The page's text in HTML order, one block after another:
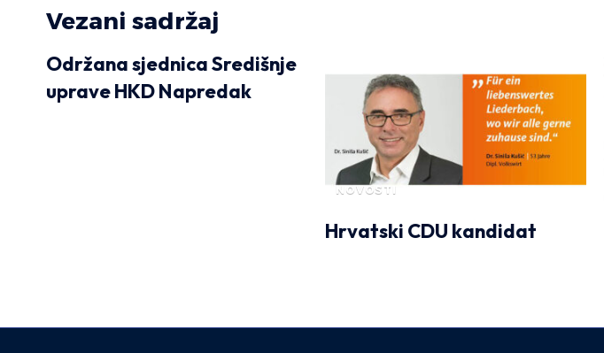
Vezani sadržaj
Održana sjednica Središnje
uprave HKD Napredak
NOVOSTI
Hrvatski CDU kandidat